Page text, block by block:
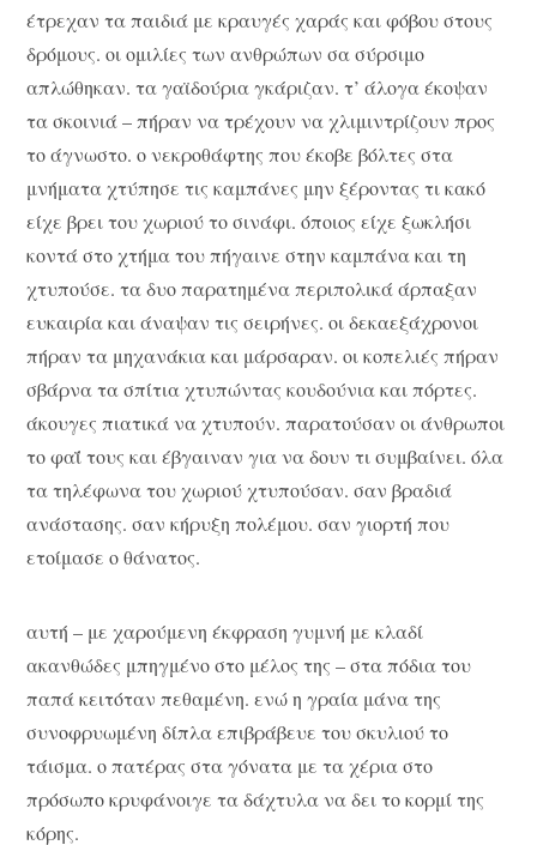
έτρεχαν τα παιδιά με κραυγές χαράς και φόβου στους
δρόμους. οι ομιλίες των ανθρώπων σα σύρσιμο
απλώθηκαν. τα γαϊδούρια γκάριζαν. τ’ άλογα έκοψαν
τα σκοινιά – πήραν να τρέχουν να χλιμιντρίζουν προς
το άγνωστο. ο νεκροθάφτης που έκοβε βόλτες στα
μνήματα χτύπησε τις καμπάνες μην ξέροντας τι κακό
είχε βρει του χωριού το σινάφι. όποιος είχε ξωκλήσι
κοντά στο χτήμα του πήγαινε στην καμπάνα και τη
χτυπούσε. τα δυο παρατημένα περιπολικά άρπαξαν
ευκαιρία και άναψαν τις σειρήνες. οι δεκαεξάχρονοι
πήραν τα μηχανάκια και μάρσαραν. οι κοπελιές πήραν
σβάρνα τα σπίτια χτυπώντας κουδούνια και πόρτες.
άκουγες πιατικά να χτυπούν. παρατούσαν οι άνθρωποι
το φαΐ τους και έβγαιναν για να δουν τι συμβαίνει. όλα
τα τηλέφωνα του χωριού χτυπούσαν. σαν βραδιά
ανάστασης. σαν κήρυξη πολέμου. σαν γιορτή που
ετοίμασε ο θάνατος.
αυτή – με χαρούμενη έκφραση γυμνή με κλαδί
ακανθώδες μπηγμένο στο μέλος της – στα πόδια του
παπά κειτόταν πεθαμένη. ενώ η γραία μάνα της
συνοφρυωμένη δίπλα επιβράβευε του σκυλιού το
τάισμα. ο πατέρας στα γόνατα με τα χέρια στο
πρόσωπο κρυφάνοιγε τα δάχτυλα να δει το κορμί της
κόρης.